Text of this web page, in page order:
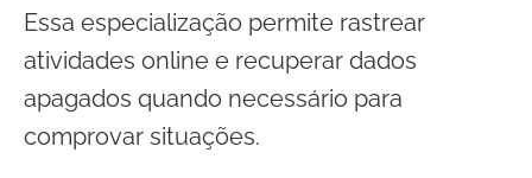
Essa especialização permite rastrear
atividades online e recuperar dados
apagados quando necessário para
comprovar situações.